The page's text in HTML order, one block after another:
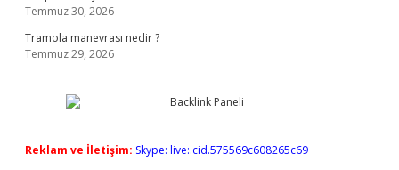
Temmuz 30, 2026
Tramola manevrası nedir ?
Temmuz 29, 2026
Reklam ve İletişim: Skype: live:.cid.575569c608265c69